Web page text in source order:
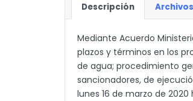
Descripción
Mediante Acuerdo
plazos y términos en los
de agua; procedimiento
sancionadores, de
lunes 16 de marzo de